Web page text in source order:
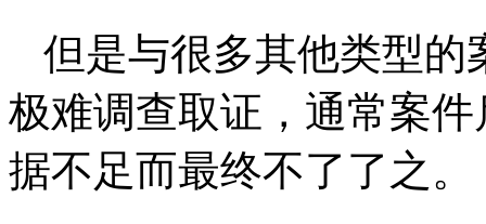
但是与很多其他类型的
极难调查取证，通常案
据不足而最终不了了之。